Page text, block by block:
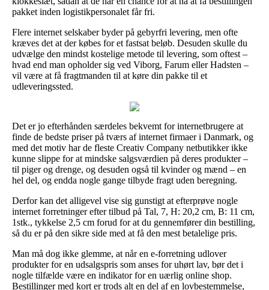
pakket inden logistikpersonalet får fri.
Flere internet selskaber byder på gebyrfri levering, men ofte
kræves det at der købes for et fastsat beløb. Desuden skulle du
udvælge den mindst kostelige metode til levering, som oftest –
hvad end man opholder sig ved Viborg, Farum eller Hadsten –
vil være at få fragtmanden til at køre din pakke til et
udleveringssted.
Det er jo efterhånden særdeles bekvemt for internetbrugere at
finde de bedste priser på tværs af internet firmaer i Danmark, og
med det motiv har de fleste Creativ Company netbutikker ikke
kunne slippe for at mindske salgsværdien på deres produkter –
til piger og drenge, og desuden også til kvinder og mænd – en
hel del, og endda nogle gange tilbyde fragt uden beregning.
Derfor kan det alligevel vise sig gunstigt at efterprøve nogle
internet forretninger efter tilbud på Tal, 7, H: 20,2 cm, B: 11 cm,
1stk., tykkelse 2,5 cm forud for at du gennemfører din bestilling,
så du er på den sikre side med at få den mest betalelige pris.
Man må dog ikke glemme, at når en e-forretning udlover
produkter for en udsalgspris som anses for uhørt lav, bør det i
nogle tilfælde være en indikator for en uærlig online shop.
Bestillinger med kort er trods alt en del af en lovbestemmelse,